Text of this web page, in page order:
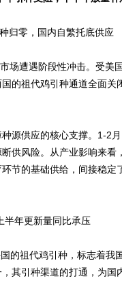
零，国内自繁托底供应
遭遇阶段性冲击。受美
的祖代鸡引种通道全面关
供应的核心支撑。1-2月
供风险。从产业影响来看
节的基础供给，间接稳定
年更新量同比承压
祖代鸡引种，标志着我
其引种渠道的打通，为国